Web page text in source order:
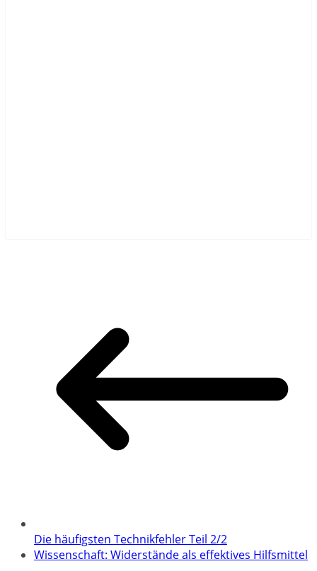
Die häufigsten Technikfehler Teil 2/2
Wissenschaft: Widerstände als effektives Hilfsmittel